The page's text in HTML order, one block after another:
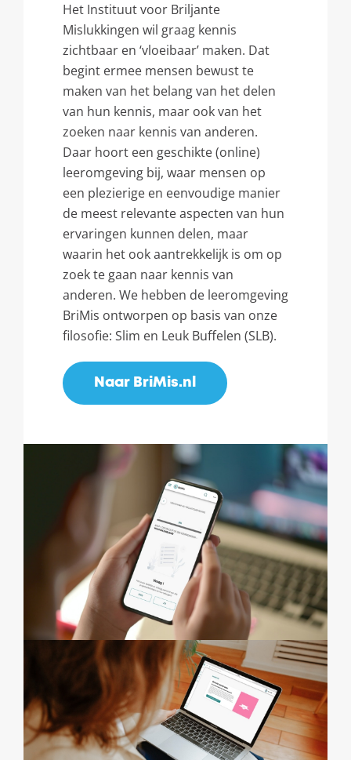
Het Instituut voor Briljante
Mislukkingen wil graag kennis
zichtbaar en ‘vloeibaar’ maken. Dat
begint ermee mensen bewust te
maken van het belang van het delen
van hun kennis, maar ook van het
zoeken naar kennis van anderen.
Daar hoort een geschikte (online)
leeromgeving bij, waar mensen op
een plezierige en eenvoudige manier
de meest relevante aspecten van hun
ervaringen kunnen delen, maar
waarin het ook aantrekkelijk is om op
zoek te gaan naar kennis van
anderen. We hebben de leeromgeving
BriMis ontworpen op basis van onze
filosofie: Slim en Leuk Buffelen (SLB).
Naar BriMis.nl